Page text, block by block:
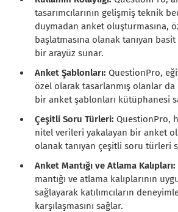
tasarımcılarının gelişmiş teknik
duymadan anket oluşturmasına,
başlatmasına olanak tanıyan basit
bir arayüz sunar.
Anket Şablonları:QuestionPro,
özel olarak tasarlanmış olanlar
bir anket şablonları kütüphanesi
Çeşitli Soru Türleri:QuestionPro,
nitel verileri yakalayan bir anket
olanak tanıyan çeşitli soru türleri
Anket Mantığı ve Atlama Kalıpları:
mantığı ve atlama kalıplarının
sağlayarak katılımcıların
karşılaşmasını sağlar.